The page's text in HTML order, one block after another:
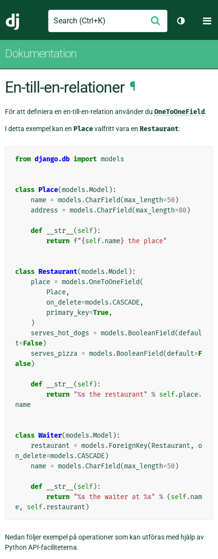
Django
Search Skicka
Växla
Dokumentation
En-till-en-relationer ¶
För att definiera en en-till-en-relation använder du OneToOneField.
I detta exempel kan en Placevalfritt vara en Restaurant:
from django.db import models
class Place(models .Model ):
name = models .CharField(max_length=50)
address = models .CharField(max_length=80)
def __str__ (self):
return f"{self.name} the place"
class Restaurant(models .Model ):
place = models .OneToOneField(
Place,
on_delete=models .CASCADE,
primary_key=True,
)
serves_hot_dogs = models .BooleanField(defaul
t=False)
serves_pizza = models .BooleanField(default=F
alse)
def __str__ (self):
return "%s the restaurant" % self.place.
name
class Waiter(models .Model ):
restaurant = models . ForeignKey(Restaurant ,
o
n_delete=models .CASCADE)
name = models .CharField(max_length=50)
def __str__ (self):
return "%s the waiter at %s" % (self.nam
e, self.restaurant )
Nedan följer exempel på operationer som kan utföras med hjälp av
Python API-faciliteterna.